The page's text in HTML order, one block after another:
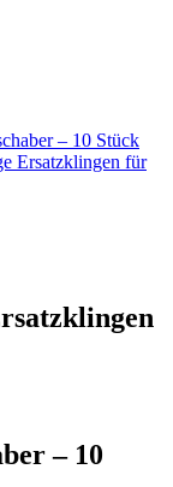
– 10 Stück
Ersatzklingen für
– 10